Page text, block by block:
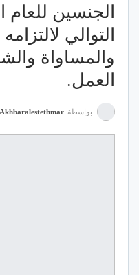
الجنسين
التوالي
والمساواة
العمل.
بواسطة Akhbaralestethmar